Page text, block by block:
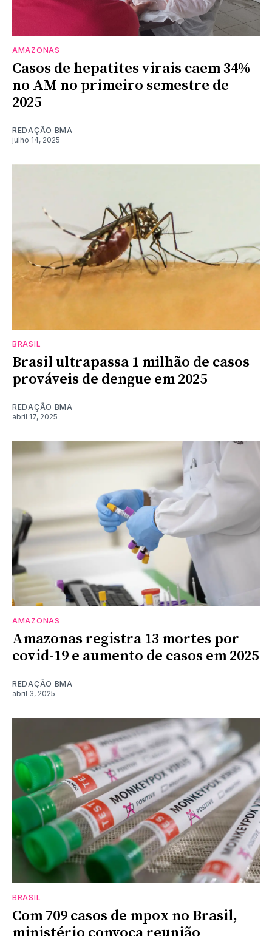
AMAZONAS
Casos de hepatites virais caem 34%
no AM no primeiro semestre de
2025
REDAÇÃO BMA
julho 14, 2025
BRASIL
Brasil ultrapassa 1 milhão de casos
prováveis de dengue em 2025
REDAÇÃO BMA
abril 17, 2025
AMAZONAS
Amazonas registra 13 mortes por
covid-19 e aumento de casos em 2025
REDAÇÃO BMA
abril 3, 2025
BRASIL
Com 709 casos de mpox no Brasil,